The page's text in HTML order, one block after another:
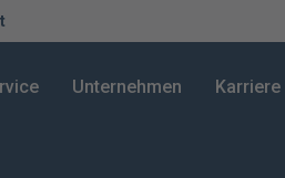
Unternehmen Karriere